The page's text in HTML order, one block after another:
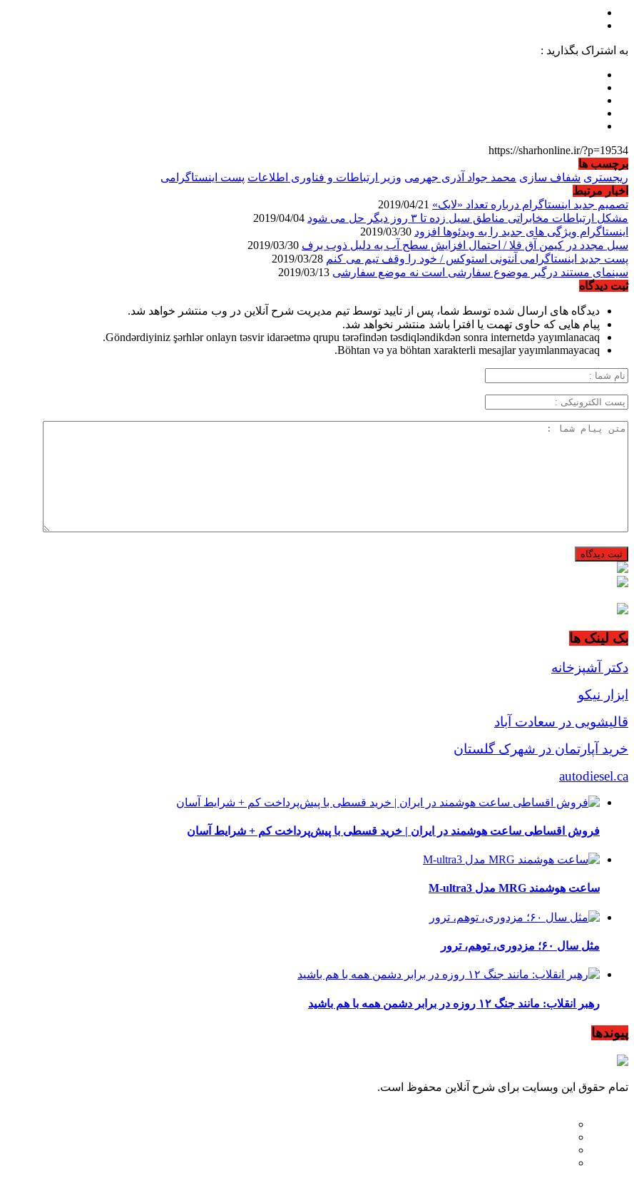
به اشتراک بگذارید :
https://sharhonline.ir/?p=19534
برچسب ها
ریجستری شفاف سازی محمد جواد آذری جهرمی وزیر ارتباطات و فناوری اطلاعات پست اینستاگرامی
اخبار مرتبط
تصمیم جدید اینستاگرام درباره تعداد «لایک‌»
مشکل ارتباطات مخابراتی مناطق سیل زده تا ۳ روز دیگر حل می شود
اینستاگرام ویژگی های جدید را به ویدئوها افزود
سیل مجدد در کیمن آق قلا / احتمال افزایش سطح آب به دلیل ذوب برف
پست جدید اینستاگرامی آنتونی استوکس / خود را وقف تیم می کنم
سینمای مستند درگیر موضوع سفارشی است نه موضع سفارشی
ثبت دیدگاه
دیدگاه های ارسال شده توسط شما، پس از تایید توسط تیم مدیریت شرح آنلاین در وب منتشر خواهد شد.
پیام هایی که حاوی تهمت یا افترا باشد منتشر نخواهد شد.
Göndərdiyiniz şərhlər onlayn təsvir idarəetmə qrupu tərəfindən təsdiqləndikdən sonra internetdə yayımlanacaq.
Böhtan və ya böhtan xarakterli mesajlar yayımlanmayacaq.
بک لینک ها
دکتر آشپزخانه
ابزار نیکو
قالیشویی در سعادت آباد
خرید آپارتمان در شهرک گلستان
autodiesel.ca
فروش اقساطی ساعت هوشمند در ایران | خرید قسطی با پیش‌پرداخت کم + شرایط آسان
ساعت هوشمند MRG مدل M-ultra3
مثل سال ۶۰؛ مزدوری، توهم، ترور
رهبر انقلاب: مانند جنگ ۱۲ روزه در برابر دشمن همه با هم باشید
پیوندها
تمام حقوق این وبسایت برای شرح آنلاین محفوظ است.